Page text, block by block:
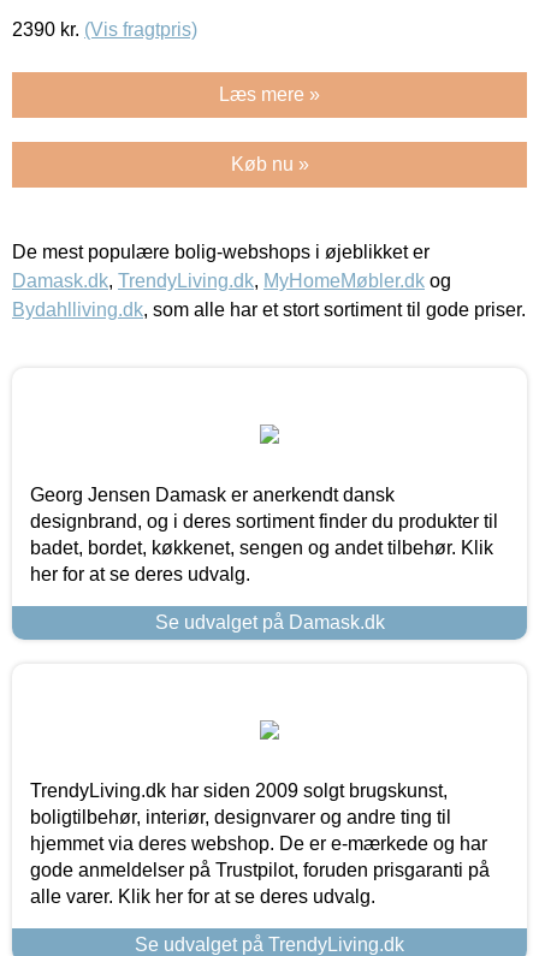
2390 kr. (Vis fragtpris)
Læs mere »
Køb nu »
De mest populære bolig-webshops i øjeblikket er
Damask.dk, TrendyLiving.dk, MyHomeMøbler.dk og
Bydahlliving.dk, som alle har et stort sortiment til gode priser.
Georg Jensen Damask er anerkendt dansk
designbrand, og i deres sortiment finder du produkter til
badet, bordet, køkkenet, sengen og andet tilbehør. Klik
her for at se deres udvalg.
Se udvalget på Damask.dk
TrendyLiving.dk har siden 2009 solgt brugskunst,
boligtilbehør, interiør, designvarer og andre ting til
hjemmet via deres webshop. De er e-mærkede og har
gode anmeldelser på Trustpilot, foruden prisgaranti på
alle varer. Klik her for at se deres udvalg.
Se udvalget på TrendyLiving.dk